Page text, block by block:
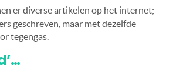
er diverse artikelen op het internet;
geschreven, maar met dezelfde
tegengas.